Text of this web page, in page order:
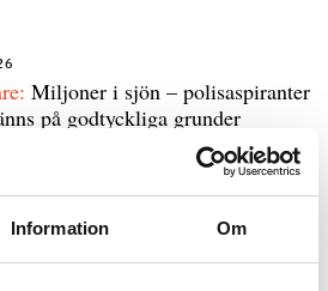
Information Om
Miljoner i sjön – polisaspiranter
på godtyckliga grunder
Snart 20 år i tjänst – nu
lära sig grunderna